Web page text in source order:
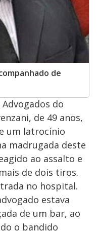
de
do
de 49 anos,
um latrocínio
madrugada deste
ao assalto e
de dois tiros.
no hospital.
estava
de um bar, ao
o bandido